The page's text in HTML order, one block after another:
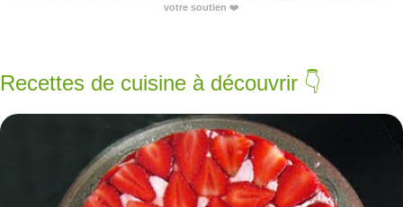
votre soutien ❤️
Recettes de cuisine à découvrir 👇